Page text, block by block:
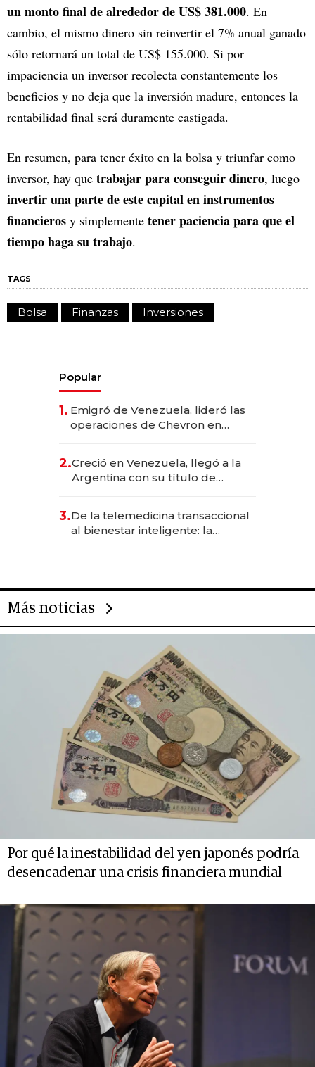
un monto final de alrededor de US$ 381.000. En
cambio, el mismo dinero sin reinvertir el 7% anual ganado
sólo retornará un total de US$ 155.000. Si por
impaciencia un inversor recolecta constantemente los
beneficios y no deja que la inversión madure, entonces la
rentabilidad final será duramente castigada.
En resumen, para tener éxito en la bolsa y triunfar como
inversor, hay que trabajar para conseguir dinero, luego
invertir una parte de este capital en instrumentos
financieros y simplemente tener paciencia para que el
tiempo haga su trabajo.
TAGS
Bolsa Finanzas Inversiones
Popular
1. Emigró de Venezuela, lideró las
operaciones de Chevron en
2.Creció en Venezuela, llegó a la
Argentina con su título de
las marcas "fast premium"
3.De la telemedicina transaccional
al bienestar inteligente: la
Más noticias
Por qué la inestabilidad del yen japonés podría
desencadenar una crisis financiera mundial